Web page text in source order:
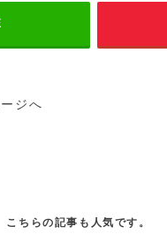
ジへ
こちらの記事も人気です。